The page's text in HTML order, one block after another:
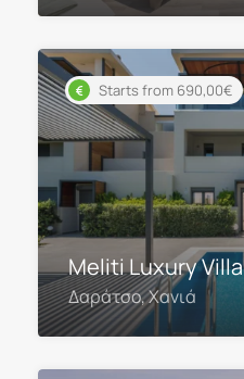
Starts from 690,00€
Meliti Luxury Villa
Δαράτσο, Χανιά